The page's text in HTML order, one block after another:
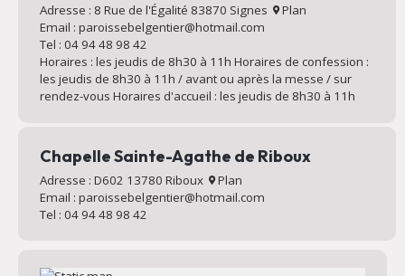
Adresse : 8 Rue de l'Égalité 83870 Signes
Plan
Email : paroissebelgentier@hotmail.com
Tel : 04 94 48 98 42
Horaires : les jeudis de 8h30 à 11h Horaires de confession :
les jeudis de 8h30 à 11h / avant ou après la messe / sur
rendez-vous Horaires d'accueil : les jeudis de 8h30 à 11h
Chapelle Sainte-Agathe de Riboux
Adresse : D602 13780 Riboux
Plan
Email : paroissebelgentier@hotmail.com
Tel : 04 94 48 98 42